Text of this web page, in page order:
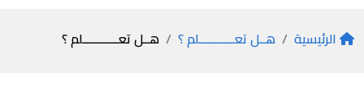
الرئيسية هــل تعـــــــــــلم ؟ هــل تعـــــــــــلم ؟